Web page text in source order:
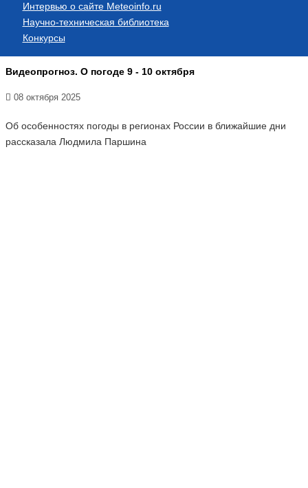
Интервью о сайте Meteoinfo.ru
Научно-техническая библиотека
Конкурсы
Видеопрогноз. О погоде 9 - 10 октября
08 октября 2025
Об особенностях погоды в регионах России в ближайшие дни
рассказала Людмила Паршина